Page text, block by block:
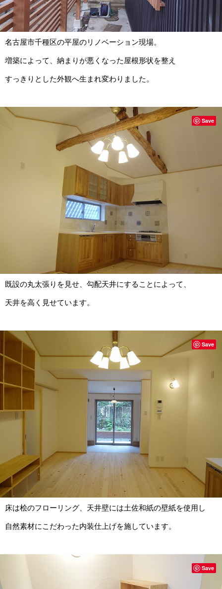
名古屋市千種区の平屋のリノベーション現場。
増築によって、納まりが悪くなった屋根形状を整え
すっきりとした外観へ生まれ変わりました。
既設の丸太張りを見せ、勾配天井にすることによって、
天井を高く見せています。
Save
床は桧のフローリング、天井壁には土佐和紙の壁紙を使用し
自然素材にこだわった内装仕上げを施しています。
Save
Save